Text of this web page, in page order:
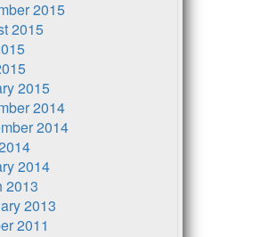
2015
2015
2015
2014
2014
2014
2013
2013
2011